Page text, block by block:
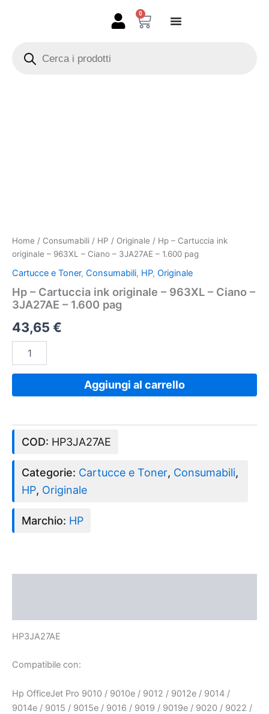
0
Carrello
search
Home / Consumabili / HP / Originale / Hp – Cartuccia ink
originale – 963XL – Ciano – 3JA27AE – 1.600 pag
Cartucce e Toner, Consumabili, HP, Originale
Hp – Cartuccia ink originale – 963XL – Ciano –
3JA27AE – 1.600 pag
43,65 €
1.600
quantità
Aggiungi al carrello
COD: HP3JA27AE
Categorie: Cartucce e Toner, Consumabili,
HP, Originale
Marchio: HP
HP3JA27AE
Compatibile con:
Hp OfficeJet Pro 9010 / 9010e / 9012 / 9012e / 9014 /
9014e / 9015 / 9015e / 9016 / 9019 / 9019e / 9020 / 9022 /